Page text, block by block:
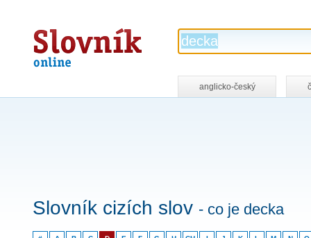
Slovník
online
anglicko-český
Slovník cizích slov - co je decka